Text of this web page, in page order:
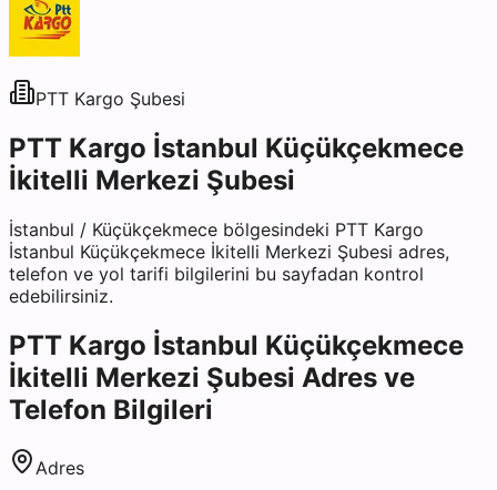
PTT Kargo Şubesi
PTT Kargo İstanbul Küçükçekmece
İkitelli Merkezi Şubesi
İstanbul / Küçükçekmece bölgesindeki PTT Kargo
İstanbul Küçükçekmece İkitelli Merkezi Şubesi adres,
telefon ve yol tarifi bilgilerini bu sayfadan kontrol
edebilirsiniz.
PTT Kargo İstanbul Küçükçekmece
İkitelli Merkezi Şubesi Adres ve
Telefon Bilgileri
Adres